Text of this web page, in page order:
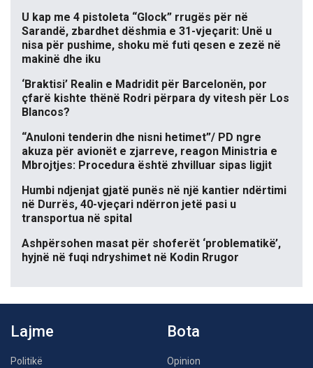
U kap me 4 pistoleta “Glock” rrugës për në
Sarandë, zbardhet dëshmia e 31-vjeçarit: Unë u
nisa për pushime, shoku më futi qesen e zezë në
makinë dhe iku
‘Braktisi’ Realin e Madridit për Barcelonën, por
çfarë kishte thënë Rodri përpara dy vitesh për Los
Blancos?
“Anuloni tenderin dhe nisni hetimet”/ PD ngre
akuza për avionët e zjarreve, reagon Ministria e
Mbrojtjes: Procedura është zhvilluar sipas ligjit
Humbi ndjenjat gjatë punës në një kantier ndërtimi
në Durrës, 40-vjeçari ndërron jetë pasi u
transportua në spital
Ashpërsohen masat për shoferët ‘problematikë’,
hyjnë në fuqi ndryshimet në Kodin Rrugor
Lajme
Politikë
Bota
Opinion